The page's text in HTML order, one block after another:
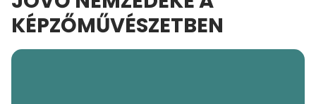
KÉPZŐMŰVÉSZETBEN